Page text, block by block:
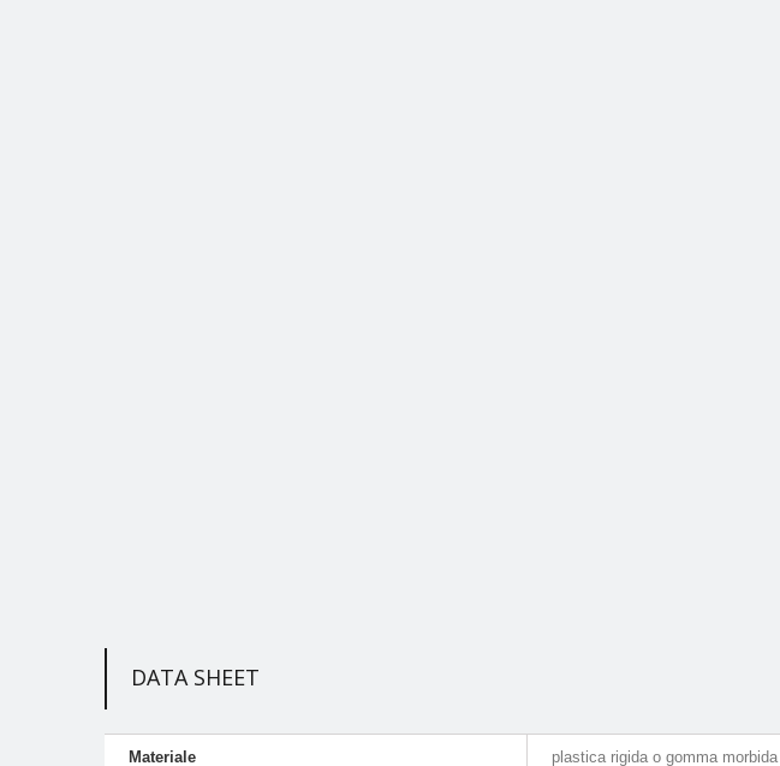
DATA SHEET
Materiale plastica rigida o gomma morbida